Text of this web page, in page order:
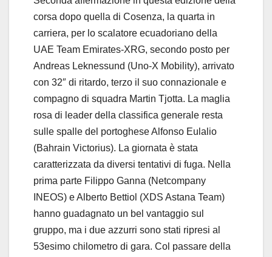
corsa dopo quella di Cosenza, la quarta in
carriera, per lo scalatore ecuadoriano della
UAE Team Emirates-XRG, secondo posto per
Andreas Leknessund (Uno-X Mobility), arrivato
con 32″ di ritardo, terzo il suo connazionale e
compagno di squadra Martin Tjotta. La maglia
rosa di leader della classifica generale resta
sulle spalle del portoghese Alfonso Eulalio
(Bahrain Victorius). La giornata è stata
caratterizzata da diversi tentativi di fuga. Nella
prima parte Filippo Ganna (Netcompany
INEOS) e Alberto Bettiol (XDS Astana Team)
hanno guadagnato un bel vantaggio sul
gruppo, ma i due azzurri sono stati ripresi al
53esimo chilometro di gara. Col passare della